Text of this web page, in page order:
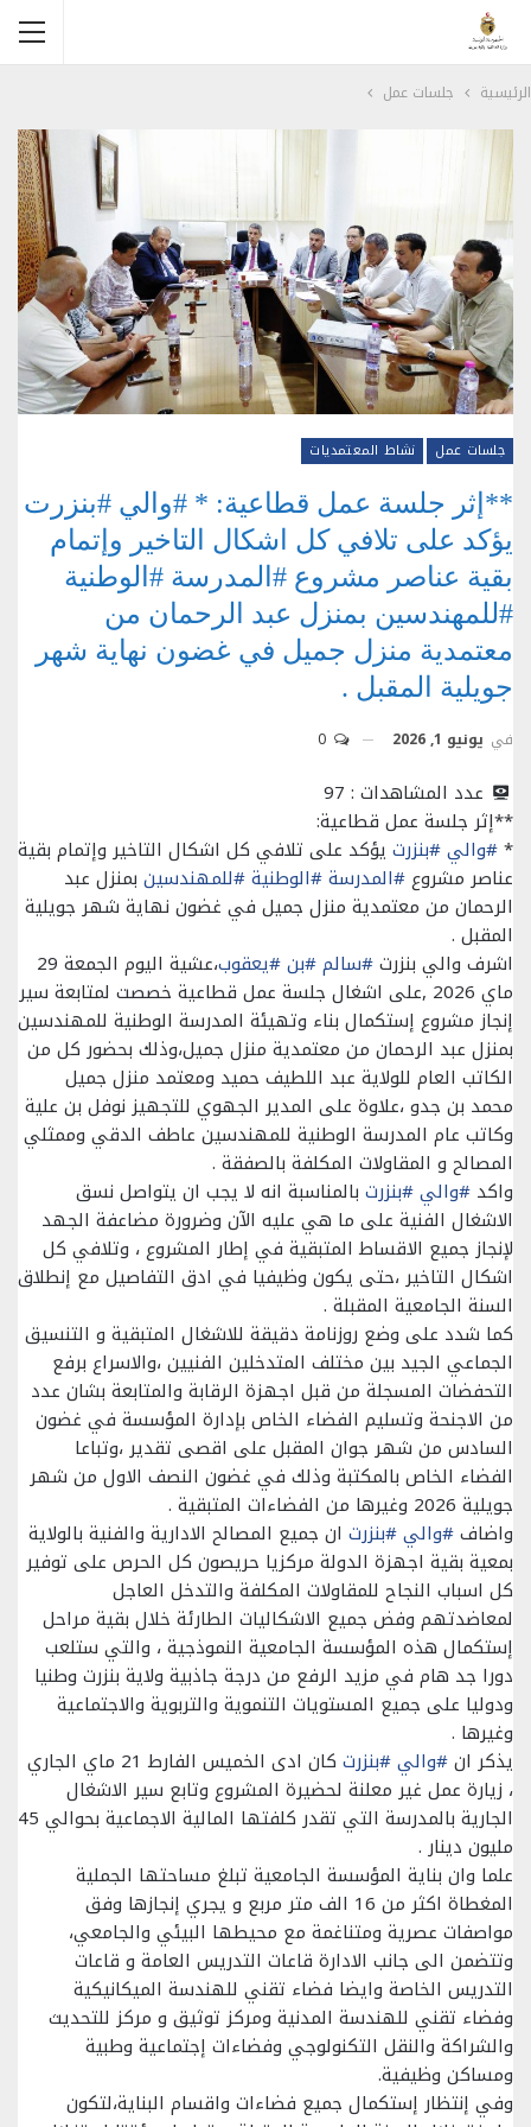
الرئيسية جلسات عمل
جلسات عمل نشاط المعتمديات
**إثر جلسة عمل قطاعية: * #والي #بنزرت
يؤكد على تلافي كل اشكال التاخير وإتمام
بقية عناصر مشروع #المدرسة #الوطنية
#للمهندسين بمنزل عبد الرحمان من
معتمدية منزل جميل في غضون نهاية شهر
جويلية المقبل .
في يونيو 1, 2026
عدد المشاهدات : 97
**إثر جلسة عمل قطاعية:
*#والي#بنزرت يؤكد على تلافي كل اشكال التاخير وإتمام بقية
عناصر مشروع#المدرسة#الوطنية#للمهندسين بمنزل عبد
الرحمان من معتمدية منزل جميل في غضون نهاية شهر جويلية
المقبل .
اشرف والي بنزرت#سالم#بن#يعقوب
،عشية اليوم الجمعة 29
ماي 2026 ,على اشغال جلسة عمل قطاعية خصصت لمتابعة سير
إنجاز مشروع إستكمال بناء وتهيئة المدرسة الوطنية للمهندسين
بمنزل عبد الرحمان من معتمدية منزل جميل،وذلك بحضور كل من
الكاتب العام للولاية عبد اللطيف حميد ومعتمد منزل جميل
محمد بن جدو ،علاوة على المدير الجهوي للتجهيز نوفل بن علية
وكاتب عام المدرسة الوطنية للمهندسين عاطف الدقي وممثلي
المصالح و المقاولات المكلفة بالصفقة .
واكد #والي#بنزرت بالمناسبة انه لا يجب ان يتواصل نسق
الاشغال الفنية على ما هي عليه الآن وضرورة مضاعفة الجهد
لإنجاز جميع الاقساط المتبقية في إطار المشروع ، وتلافي كل
اشكال التاخير ،حتى يكون وظيفيا في ادق التفاصيل مع إنطلاق
السنة الجامعية المقبلة .
كما شدد على وضع روزنامة دقيقة للاشغال المتبقية و التنسيق
الجماعي الجيد بين مختلف المتدخلين الفنيين ،والاسراع برفع
التحفضات المسجلة من قبل اجهزة الرقابة والمتابعة بشان عدد
من الاجنحة وتسليم الفضاء الخاص بإدارة المؤسسة في غضون
السادس من شهر جوان المقبل على اقصى تقدير ،وتباعا
الفضاء الخاص بالمكتبة وذلك في غضون النصف الاول من شهر
جويلية 2026 وغيرها من الفضاءات المتبقية .
واضاف#والي#بنزرت ان جميع المصالح الادارية والفنية بالولاية
بمعية بقية اجهزة الدولة مركزيا حريصون كل الحرص على توفير
كل اسباب النجاح للمقاولات المكلفة والتدخل العاجل
لمعاضدتهم وفض جميع الاشكاليات الطارئة خلال بقية مراحل
إستكمال هذه المؤسسة الجامعية النموذجية ، والتي ستلعب
دورا جد هام في مزيد الرفع من درجة جاذبية ولاية بنزرت وطنيا
ودوليا على جميع المستويات التنموية والتربوية والاجتماعية
وغيرها .
يذكر ان#والي#بنزرت
كان ادى الخميس الفارط 21 ماي الجاري
، زيارة عمل غير معلنة لحضيرة المشروع وتابع سير الاشغال
الجارية بالمدرسة التي تقدر كلفتها المالية الاجماعية بحوالي 45
مليون دينار .
علما وان بناية المؤسسة الجامعية تبلغ مساحتها الجملية
المغطاة اكثر من 16 الف متر مربع و يجري إنجازها وفق
مواصفات عصرية ومتناغمة مع محيطها البيئي والجامعي،
وتتضمن الى جانب الادارة قاعات التدريس العامة و قاعات
التدريس الخاصة وايضا فضاء تقني للهندسة الميكانيكية
وفضاء تقني للهندسة المدنية ومركز توثيق و مركز للتحديث
والشراكة والنقل التكنولوجي وفضاءات إجتماعية وطبية
ومساكن وظيفية.
وفي إنتظار إستكمال جميع فضاءات واقسام البناية،لتكون